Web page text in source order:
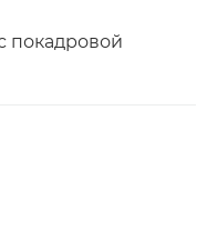
покадровой